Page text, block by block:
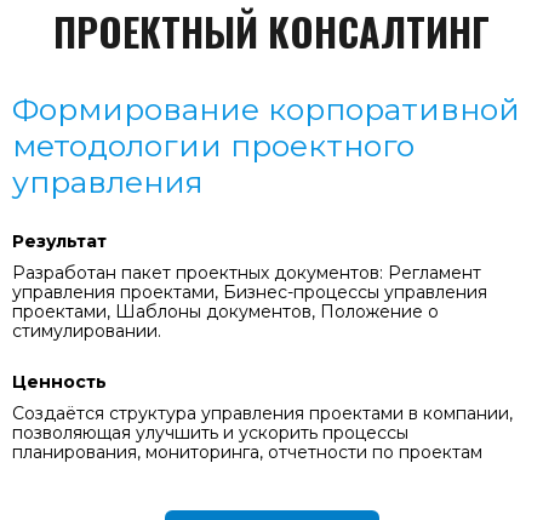
ПРОЕКТНЫЙ КОНСАЛТИНГ
Формирование корпоративной
методологии проектного
управления
Результат
Разработан пакет проектных документов: Регламент
управления проектами, Бизнес-процессы управления
проектами, Шаблоны документов, Положение о
стимулировании.
Ценность
Создаётся структура управления проектами в компании,
позволяющая улучшить и ускорить процессы
планирования, мониторинга, отчетности по проектам